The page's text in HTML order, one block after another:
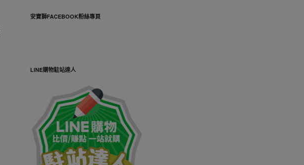
安寶獅FACEBOOK粉絲專頁
LINE購物駐站達人